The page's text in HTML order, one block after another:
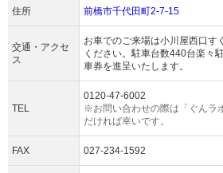
住所 前橋市千代田町2-7-15
交通・アクセ
ス
お車でのご来場は小川屋西口す
ください。駐車台数440台楽々
車券を進呈いたします。
TEL
0120-47-6002
※お問い合わせの際は「ぐんラ
だければ幸いです。
FAX 027-234-1592